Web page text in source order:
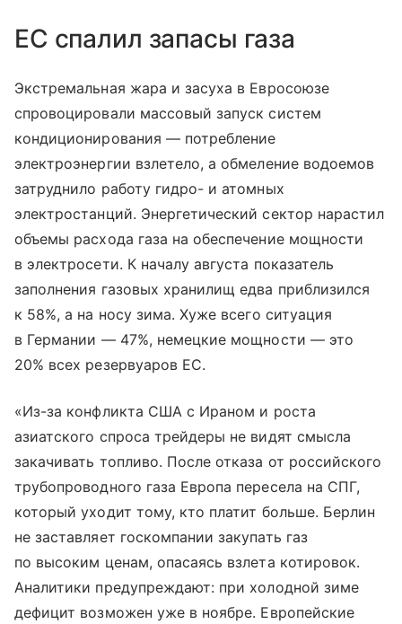
ЕС спалил запасы газа
Экстремальная жара и засуха в Евросоюзе
спровоцировали массовый запуск систем
кондиционирования — потребление
электроэнергии взлетело, а обмеление водоемов
затруднило работу гидро- и атомных
электростанций. Энергетический сектор нарастил
объемы расхода газа на обеспечение мощности
в электросети. К началу августа показатель
заполнения газовых хранилищ едва приблизился
к 58%, а на носу зима. Хуже всего ситуация
в Германии — 47%, немецкие мощности — это
20% всех резервуаров ЕС.
«Из-за конфликта США с Ираном и роста
азиатского спроса трейдеры не видят смысла
закачивать топливо. После отказа от российского
трубопроводного газа Европа пересела на СПГ,
который уходит тому, кто платит больше. Берлин
не заставляет госкомпании закупать газ
по высоким ценам, опасаясь взлета котировок.
Аналитики предупреждают: при холодной зиме
дефицит возможен уже в ноябре. Европейские